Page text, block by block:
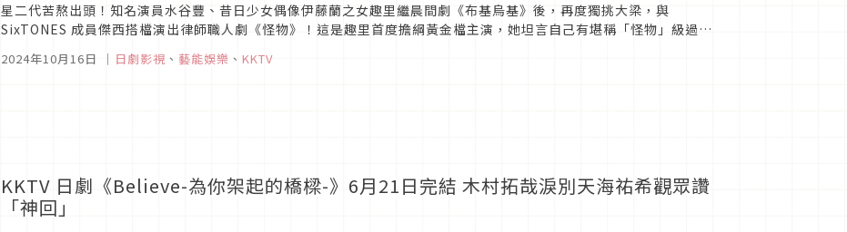
星二代苦熬出頭！知名演員水谷豐、昔日少女偶像伊藤蘭之女趣里繼晨間劇《布基烏基》後，再度獨挑大梁，與
SixTONES 成員傑西搭檔演出律師職人劇《怪物》！這是趣里首度擔綱黃金檔主演，她坦言自己有堪稱「怪物」級過度
2024年10月16日 ｜ 日劇影視 、 藝能娛樂 、 KKTV
KKTV 日劇《Believe-為你架起的橋樑-》6月21日完結 木村拓哉淚別天海祐希觀眾讚
「神回」